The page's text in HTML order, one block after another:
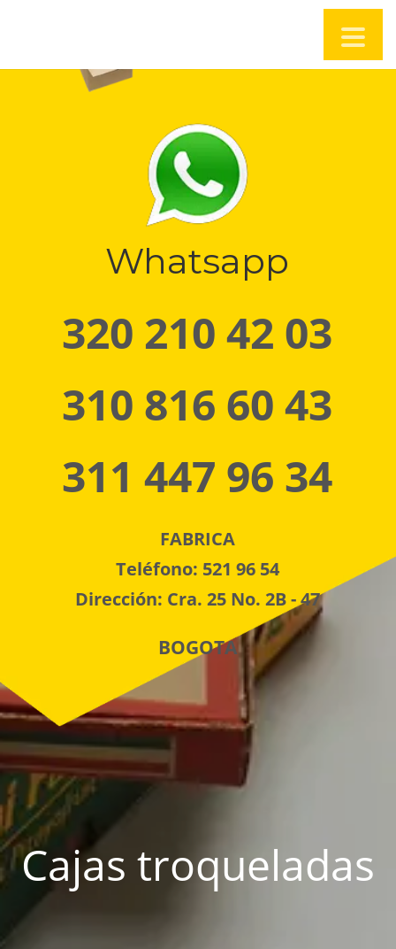
Whatsapp
320 210 42 03
310 816 60 43
311 447 96 34
FABRICA
Teléfono: 521 96 54
Dirección: Cra. 25 No. 2B - 47
BOGOTA
Cajas troqueladas